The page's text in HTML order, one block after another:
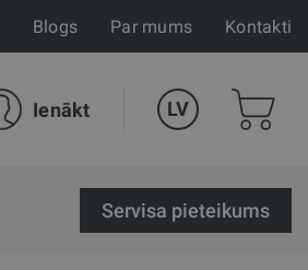
Blogs Par mums Kontakti
Ienākt LV
Servisa pieteikums